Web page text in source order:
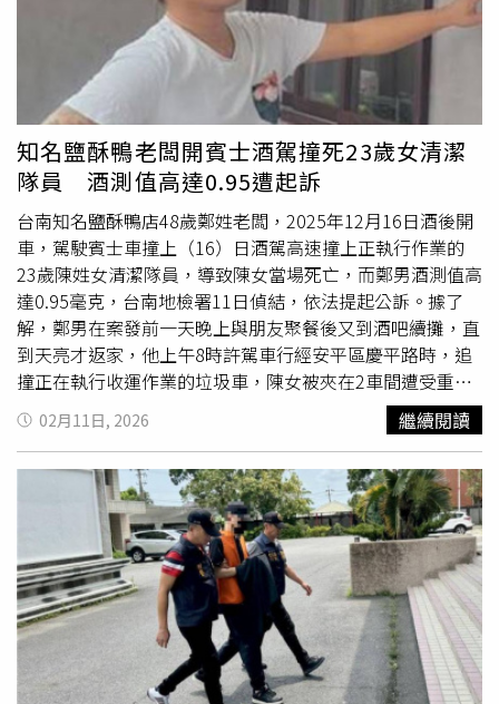
證明書以及雙方LINE對話紀錄等資料，認定事證明確。台
審理後，指出方莞靈酒後失控對伴侶施暴，造成其身
上多處傷勢，考量她坦承犯行、態度尚可，且沒有前科，但
因劉女身心受創，沒有和解意願，最後依傷害罪判處方莞靈
拘役50日，可易科罰金，全案仍可上訴。
知名鹽酥鴨老闆開賓士酒駕撞死23歲女清潔
隊員 酒測值高達0.95遭起訴
台南知名鹽酥鴨店48歲鄭姓老闆，2025年12月16日酒後開
車，駕駛賓士車撞上（16）日酒駕高速撞上正執行作業的
23歲陳姓女清潔隊員，導致陳女當場死亡，而鄭男酒測值高
達0.95毫克，台南地檢署11日偵結，依法提起公訴。據了
解，鄭男在案發前一天晚上與朋友聚餐後又到酒吧續攤，直
到天亮才返家，他上午8時許駕車行經安平區慶平路時，追
撞正在執行收運作業的垃圾車，陳女被夾在2車間遭受重
擊，導致下半身粉碎性骨折及多重性外傷而當場死亡。鄭男
則因車禍而受困車內、僅受輕傷，警方到場後對他實施酒
測，發現其酒測值高達每公升0.95毫克，將他依公共危險和
過失致死等罪嫌送辦，檢方複訊後向法院聲請羈押獲准。台
南地檢署11日偵結，認定被告涉犯不能安全駕駛動力交通工
具因而致人於死罪嫌，依法向台南地院提起公訴，檢方強
調，酒後駕車不僅危及自身安全，更可能瞬間奪走他人性
命，對家庭與社會造成無法回復的傷害。對於酒駕致死案
件，檢察機關將秉持從嚴、從速原則依法究責，絕不寬貸，
以維護公共安全。◎喝酒勿開車！飲酒過量，有害健康，未
滿18歲請勿飲酒。
02月11日, 2026 繼續閱讀